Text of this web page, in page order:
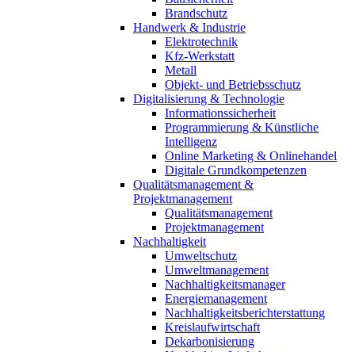
Brandschutz
Handwerk & Industrie
Elektrotechnik
Kfz-Werkstatt
Metall
Objekt- und Betriebsschutz
Digitalisierung & Technologie
Informationssicherheit
Programmierung & Künstliche
Intelligenz
Online Marketing & Onlinehandel
Digitale Grundkompetenzen
Qualitätsmanagement &
Projektmanagement
Qualitätsmanagement
Projektmanagement
Nachhaltigkeit
Umweltschutz
Umweltmanagement
Nachhaltigkeitsmanager
Energiemanagement
Nachhaltigkeitsberichterstattung
Kreislaufwirtschaft
Dekarbonisierung